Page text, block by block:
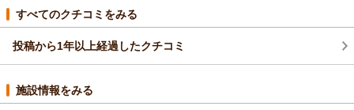
で、スタッフの応対がご年配のお客様には少し聞き取りづらか
ったとのご指摘、真摯に受け止めております。
外国籍スタッフにも、話す速度や言い回しをより分かりやすく
するよう改めて共有し、どの年代のお客様にも安心してご利用
また福岡へお越しの際には、より快適にお過ごしいただけるよ
すべてのクチコミをみる
投稿から1年以上経過したクチコミ
施設情報をみる